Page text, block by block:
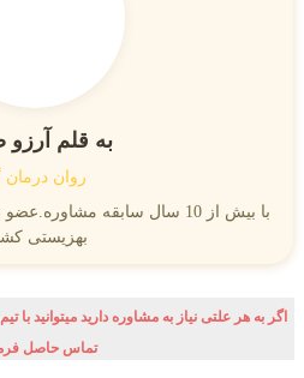
به قلم آرزو
روان درمان
با بیش از 10 سال سابقه
بهزیستی
اگر به هر علتی نیاز به مشاوره دارید میتوانید
تماس حاصل